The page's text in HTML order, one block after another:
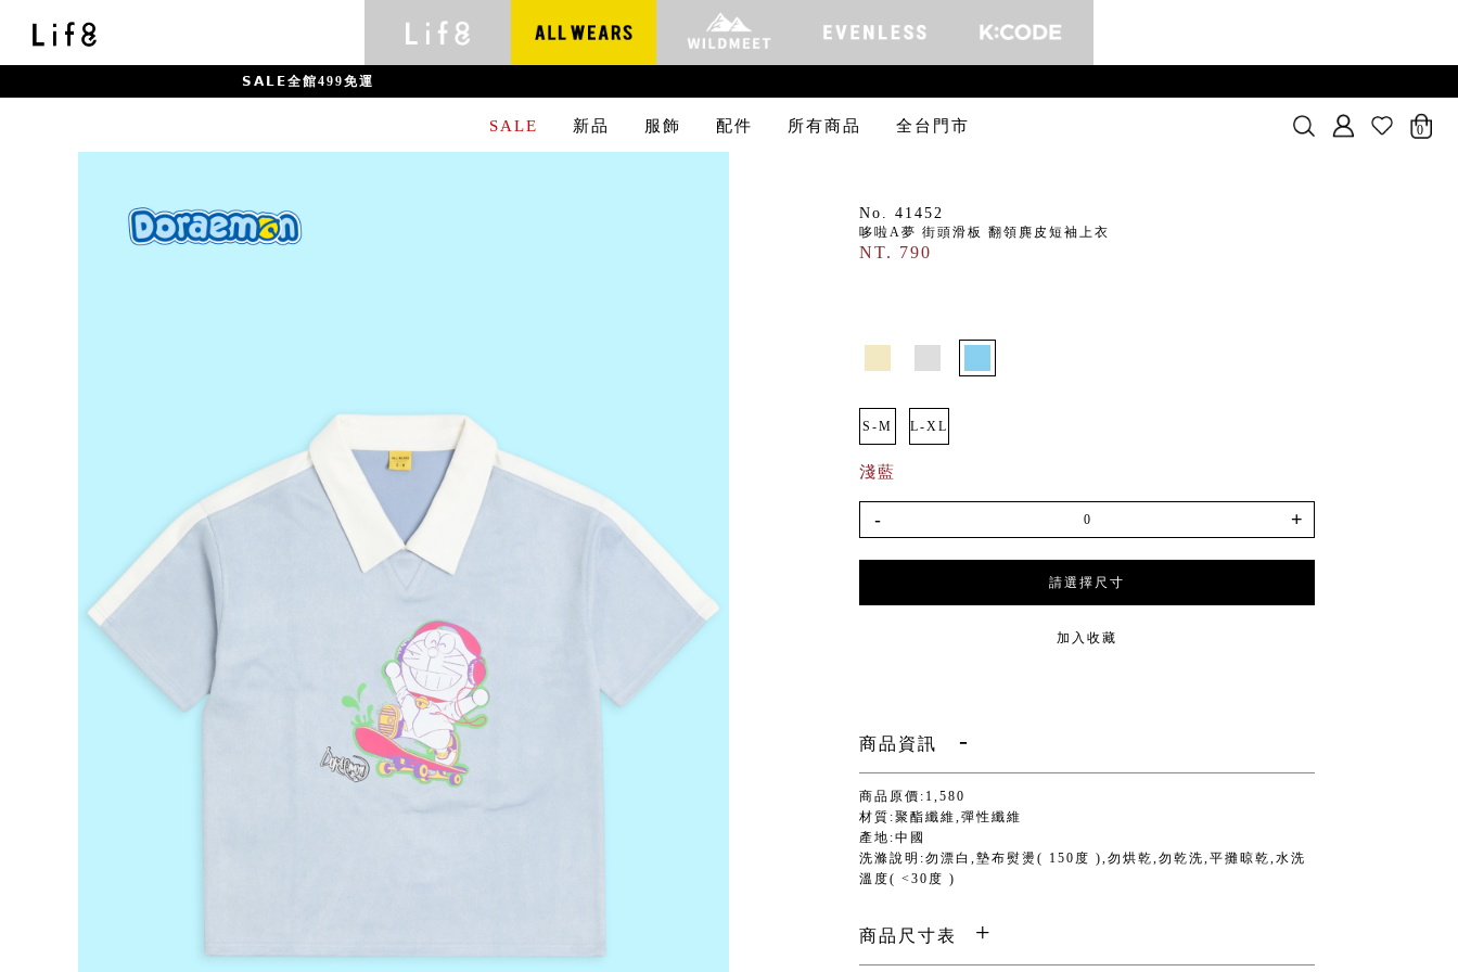
𝗦𝗔𝗟𝗘全館499免運
SALE 新品 服飾 配件 所有商品 全台門市 0
No. 41452
哆啦A夢 街頭滑板 翻領麂皮短袖上衣
NT. 790
S-M L-XL
淺藍
- +
請選擇尺寸
加入收藏
商品資訊
商品原價:1,580
材質:聚酯纖維,彈性纖維
產地:中國
洗滌說明:勿漂白,墊布熨燙( 150度 ),勿烘乾,勿乾洗,平攤晾乾,水洗
溫度( <30度 )
商品尺寸表